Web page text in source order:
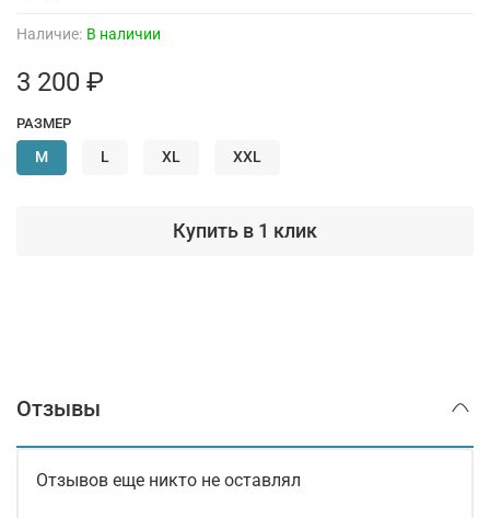
Наличие: В наличии
3 200 ₽
Купить в 1 клик
РАЗМЕР
M L XL XXL
Отзывы
Отзывов еще никто не оставлял